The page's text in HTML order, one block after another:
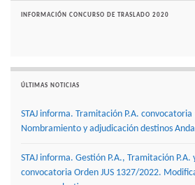
INFORMACIÓN CONCURSO DE TRASLADO 2020
ÚLTIMAS NOTICIAS
STAJ informa. Tramitación P.A.
Nombramiento y adjudicación destinos
STAJ informa. Gestión P.A., Tramitación P.A.
convocatoria Orden JUS 1327/2022.